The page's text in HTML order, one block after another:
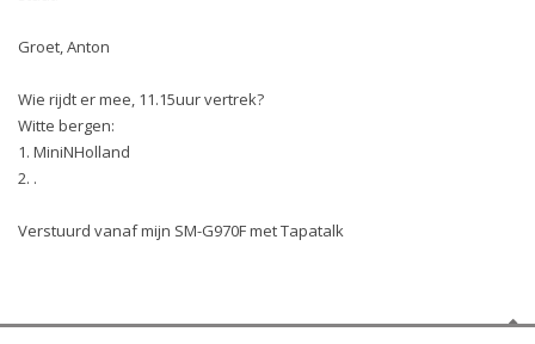
Groet, Anton
Wie rijdt er mee, 11.15uur vertrek?
Witte bergen:
1. MiniNHolland
2. .
Verstuurd vanaf mijn SM-G970F met Tapatalk